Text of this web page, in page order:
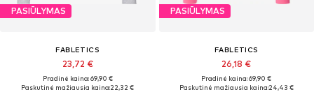
PASIŪLYMAS
FABLETICS
23,72 €
Pradinė kaina: 69,90 €
Paskutinė mažiausia kaina:22,32 €
PASIŪLYMAS
FABLETICS
26,18 €
Pradinė kaina: 69,90 €
Paskutinė mažiausia kaina:24,43 €